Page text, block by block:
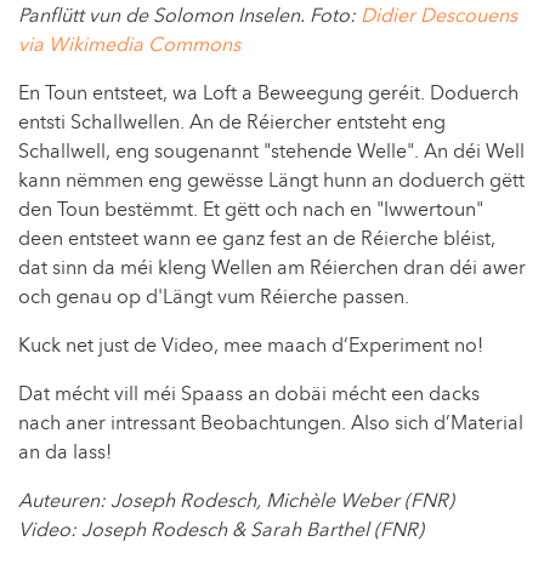
Panflütt vun de Solomon Inselen. Foto: Didier Descouens
via Wikimedia Commons
En Toun entsteet, wa Loft a Beweegung geréit. Doduerch
entsti Schallwellen. An de Réiercher entsteht eng
Schallwell, eng sougenannt "stehende Welle". An déi Well
kann nëmmen eng gewësse Längt hunn an doduerch gëtt
den Toun bestëmmt. Et gëtt och nach en "Iwwertoun"
deen entsteet wann ee ganz fest an de Réierche bléist,
dat sinn da méi kleng Wellen am Réierchen dran déi awer
och genau op d'Längt vum Réierche passen.
Kuck net just de Video, mee maach d‘Experiment no!
Dat mécht vill méi Spaass an dobäi mécht een dacks
nach aner intressant Beobachtungen. Also sich d’Material
an da lass!
Auteuren: Joseph Rodesch, Michèle Weber (FNR)
Video: Joseph Rodesch & Sarah Barthel (FNR)